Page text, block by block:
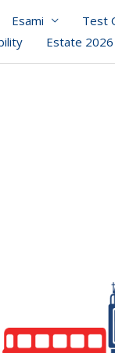
Esami Test
Estate 2026